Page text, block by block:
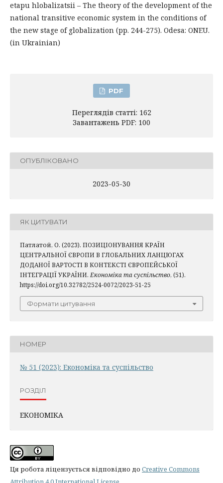
etapu hlobalizatsii – The theory of the development of the
national transitive economic system in the conditions of
the new stage of globalization (pp. 244-275). Odesa: ONEU.
(in Ukrainian)
PDF
Переглядів статті: 162
Завантажень PDF: 100
ОПУБЛІКОВАНО
2023-05-30
ЯК ЦИТУВАТИ
Патлатой, О. (2023). ПОЗИЦІОНУВАННЯ КРАЇН
ЦЕНТРАЛЬНОЇ ЄВРОПИ В ГЛОБАЛЬНИХ ЛАНЦЮГАХ
ДОДАНОЇ ВАРТОСТІ В КОНТЕКСТІ ЄВРОПЕЙСЬКОЇ
ІНТЕГРАЦІЇ УКРАЇНИ. Економіка та суспільство, (51).
https://doi.org/10.32782/2524-0072/2023-51-25
Формати цитування
НОМЕР
№ 51 (2023): Економіка та суспільство
РОЗДІЛ
ЕКОНОМІКА
Ця робота ліцензується відповідно до Creative Commons